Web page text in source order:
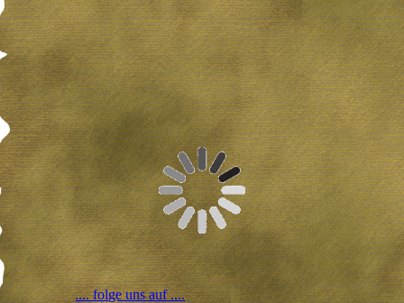
.... folge uns auf ....